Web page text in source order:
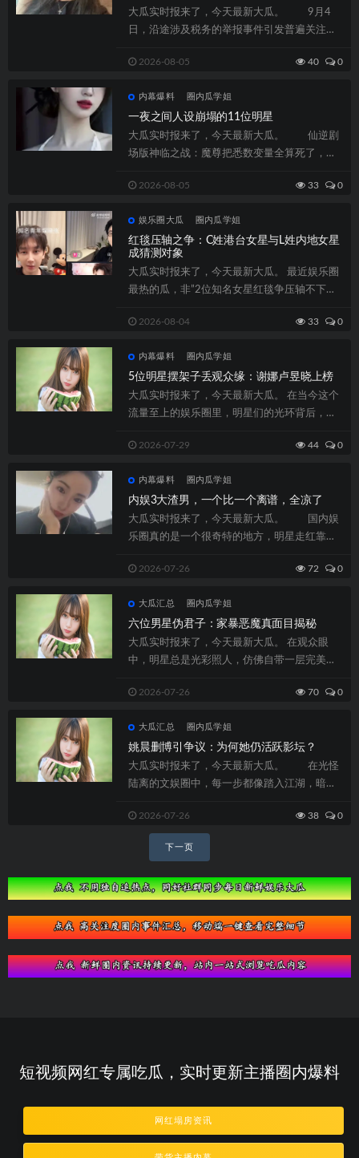
大瓜实时报来了，今天最新大瓜。 9月4
日，沿途涉及税务的举报事件引发普遍关注，
2026-08-05 40 0
内幕爆料 圈内瓜学姐
一夜之间人设崩塌的11位明星
大瓜实时报来了，今天最新大瓜。 仙逆剧
场版神临之战：魔尊把悉数变量全算死了，偏
2026-08-05 33 0
娱乐圈大瓜 圈内瓜学姐
红毯压轴之争：C姓港台女星与L姓内地女星
成猜测对象
大瓜实时报来了，今天最新大瓜。 最近娱乐圈
最热的瓜，非”2位知名女星红毯争压轴不下车”
2026-08-04 33 0
内幕爆料 圈内瓜学姐
5位明星摆架子丢观众缘：谢娜卢昱晓上榜
大瓜实时报来了，今天最新大瓜。 在当今这个
流量至上的娱乐圈里，明星们的光环背后，似
2026-07-29 44 0
内幕爆料 圈内瓜学姐
内娱3大渣男，一个比一个离谱，全凉了
大瓜实时报来了，今天最新大瓜。 国内娱
乐圈真的是一个很奇特的地方，明星走红靠运
2026-07-26 72 0
大瓜汇总 圈内瓜学姐
六位男星伪君子：家暴恶魔真面目揭秘
大瓜实时报来了，今天最新大瓜。 在观众眼
中，明星总是光彩照人，仿佛自带一层完美滤
2026-07-26 70 0
大瓜汇总 圈内瓜学姐
姚晨删博引争议：为何她仍活跃影坛？
大瓜实时报来了，今天最新大瓜。 在光怪
陆离的文娱圈中，每一步都像踏入江湖，暗流
2026-07-26 38 0
导
航
下一页
短视频网红专属吃瓜，实时更新主播圈内爆料
网红塌房资讯